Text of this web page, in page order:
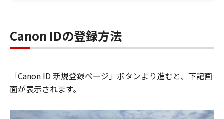
Canon IDの登録方法
「Canon ID 新規登録ページ」ボタンより進むと、下記画
面が表示されます。